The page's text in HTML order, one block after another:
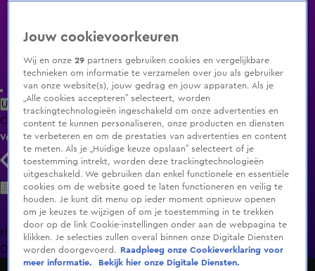
Uitzending Gemist Populaire programma's Zenders Genres
ClipsFilmsRadioSmart TV inlogShop
Volg KIJK
Zoeken
HomeUitzending Gemist Programma's De Bondgenoten
OranjezomerLivestreamsShop
Jouw cookievoorkeuren
Wij en onze29 partners gebruiken cookies en vergelijkbare
technieken om informatie te verzamelen over jou als gebruiker
van onze website(s), jouw gedrag en jouw apparaten. Als je
„Alle cookies accepteren” selecteert, worden
trackingtechnologieën ingeschakeld om onze advertenties en
content te kunnen personaliseren, onze producten en diensten
te verbeteren en om de prestaties van advertenties en content
te meten. Als je „Huidige keuze opslaan” selecteert of je
toestemming intrekt, worden deze trackingtechnologieën
uitgeschakeld. We gebruiken dan enkel functionele en essentiële
cookies om de website goed te laten functioneren en veilig te
houden. Je kunt dit menu op ieder moment opnieuw openen
om je keuzes te wijzigen of om je toestemming in te trekken
door op de link Cookie-instellingen onder aan de webpagina te
klikken. Je selecties zullen overal binnen onze Digitale Diensten
worden doorgevoerd.
Raadpleeg onze Cookieverklaring voor
meer informatie.
Bekijk hier onze Digitale Diensten.